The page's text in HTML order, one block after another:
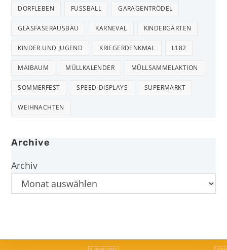
DORFLEBEN FUSSBALL GARAGENTRÖDEL
GLASFASERAUSBAU KARNEVAL KINDERGARTEN
KINDER UND JUGEND KRIEGERDENKMAL L182
MAIBAUM MÜLLKALENDER MÜLLSAMMELAKTION
SOMMERFEST SPEED-DISPLAYS SUPERMARKT
WEIHNACHTEN
Archive
Archiv